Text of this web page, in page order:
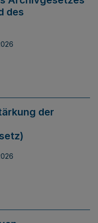
des
der